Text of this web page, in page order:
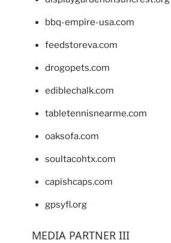
bbq-empire-usa.com
feedstoreva.com
drogopets.com
ediblechalk.com
tabletennisnearme.com
oaksofa.com
soultacohtx.com
capishcaps.com
gpsyfl.org
MEDIA PARTNER III